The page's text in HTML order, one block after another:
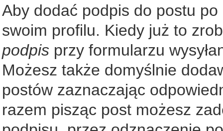
Aby dodać podpis do postu
swoim profilu. Kiedy już to
podpis przy formularzu
Możesz także domyślnie
postów zaznaczając
razem pisząc post możesz